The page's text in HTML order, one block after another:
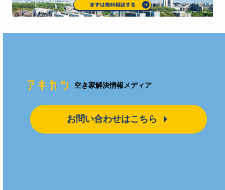
空き家解決情報メディア
お問い合わせはこちら